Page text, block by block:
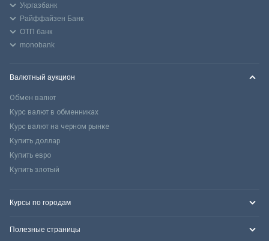
Укргазбанк
Райффайзен Банк
ОТП банк
monobank
Валютный аукцион
Обмен валют
Курс валют в обменниках
Курс валют на черном рынке
Купить доллар
Купить евро
Купить злотый
Курсы по городам
Полезные страницы